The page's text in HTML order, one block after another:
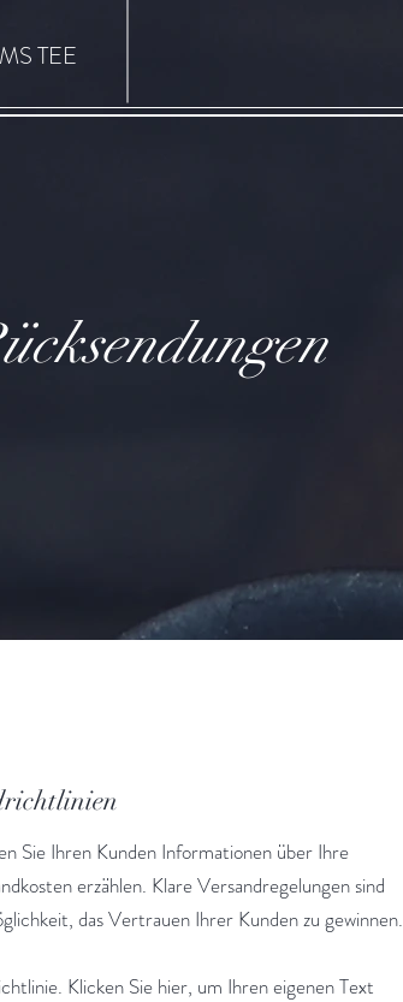
TEE
Sie Ihren Kunden Informationen über Ihre
erzählen. Klare Versandregelungen sind
das Vertrauen Ihrer Kunden zu gewinnen.
Klicken Sie hier, um Ihren eigenen Text